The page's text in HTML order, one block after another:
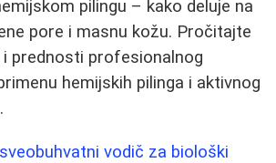
pilingu – kako deluje na
pore i masnu kožu. Pročitajte
prednosti profesionalnog
hemijskih pilinga i aktivnog
vodič za biološki